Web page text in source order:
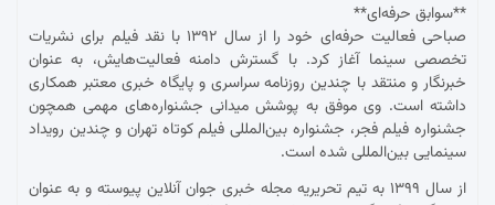
**سوابق حرفه‌ای**
صباحی فعالیت حرفه‌ای خود را از سال ۱۳۹۲ با نقد فیلم برای نشریات
تخصصی سینما آغاز کرد. با گسترش دامنه فعالیت‌هایش، به عنوان
خبرنگار و منتقد با چندین روزنامه سراسری و پایگاه خبری معتبر همکاری
داشته است. وی موفق به پوشش میدانی جشنواره‌های مهمی همچون
جشنواره فیلم فجر، جشنواره بین‌المللی فیلم کوتاه تهران و چندین رویداد
سینمایی بین‌المللی شده است.
از سال ۱۳۹۹ به تیم تحریریه مجله خبری جوان آنلاین پیوسته و به عنوان